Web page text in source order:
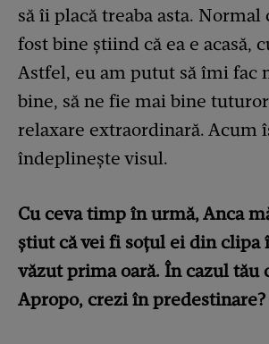
să îi placă treaba asta.
fost bine știind că ea e acasă,
Astfel, eu am putut să îmi fac
bine, să ne fie mai bine
relaxare extraordinară. Acum
îndeplinește visul.
Cu ceva timp în urmă, Anca
știut că vei fi soțul ei din clipa
văzut prima oară. În cazul tău
Apropo, crezi în predestinare?